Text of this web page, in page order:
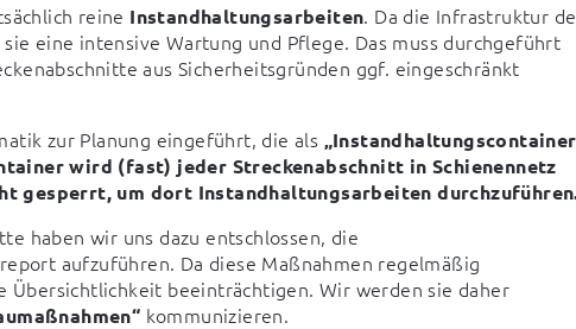
reine Instandhaltungsarbeiten. Da die Infrastruktur
eine intensive Wartung und Pflege. Das muss durchgeführt
aus Sicherheitsgründen ggf. eingeschränkt
zur Planung eingeführt, die als
wird (fast) jeder Streckenabschnitt in Schienennetz
gesperrt, um dort Instandhaltungsarbeiten
haben wir uns dazu entschlossen, die
aufzuführen. Da diese Maßnahmen regelmäßig
beeinträchtigen. Wir werden sie daher
kommunizieren.